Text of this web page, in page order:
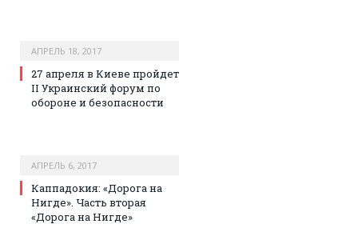
АПРЕЛЬ 18, 2017
27 апреля в Киеве пройдет
II Украинский форум по
обороне и безопасности
АПРЕЛЬ 6, 2017
Каппадокия: «Дорога на
Нигде». Часть вторая
«Дорога на Нигде»